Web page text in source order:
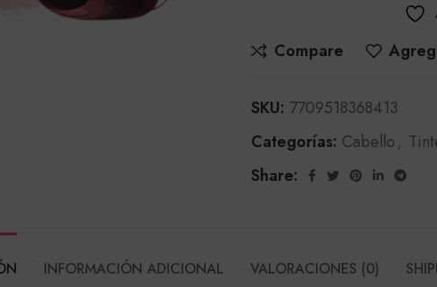
Compare
SKU: 7709518368413
Categorías: Cabello,
Share:
INFORMACIÓN ADICIONAL VALORACIONES (0)